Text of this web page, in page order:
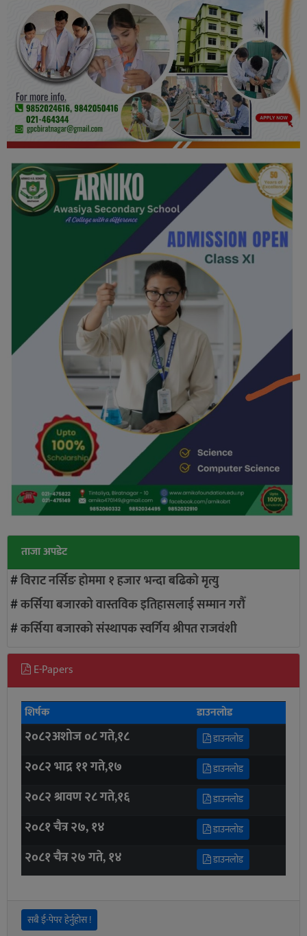
ताजा अपडेट
#विराट नर्सिङ हाेममा १ हजार भन्दा बढिकाे मृत्यु
#कर्सिया बजारको वास्तविक इतिहासलाई सम्मान गरौँ
#कर्सिया बजारको संस्थापक स्वर्गिय श्रीपत राजवंशी
E-Papers
शिर्षक डाउनलोड
२०८२अशोज ०८ गते,१८ डाउनलोड
२०८२ भाद्र ११ गते,१७ डाउनलोड
२०८२ श्रावण २८ गते,१६ डाउनलोड
२०८१ चैत्र २७, १४ डाउनलोड
२०८१ चैत्र २७ गते, १४ डाउनलोड
सबै ई-पेपर हेर्नुहोस !